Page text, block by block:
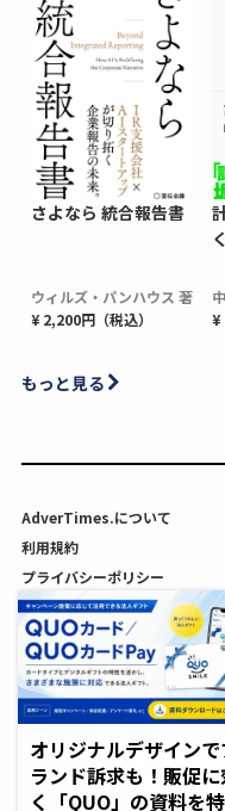
さよなら 統合報告書
ウィルズ・パンハウス 著
¥ 2,200円（税込）
¥
もっと見る
AdverTimes.について
利用規約
プライバシーポリシー
利用者情報の外部送信について
オリジナルデザイン
ランド訴求も！販促に
く「QUO」の資料を